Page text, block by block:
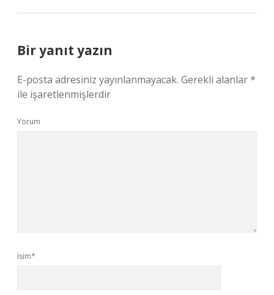
Bir yanıt yazın
E-posta adresiniz yayınlanmayacak. Gerekli alanlar*
ile işaretlenmişlerdir
Yorum
İsim*